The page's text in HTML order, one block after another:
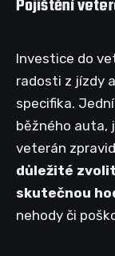
Pojištění
Investice do
radosti z jízdy
specifika.
běžného auta,
veterán
důležité
skutečnou
nehody či